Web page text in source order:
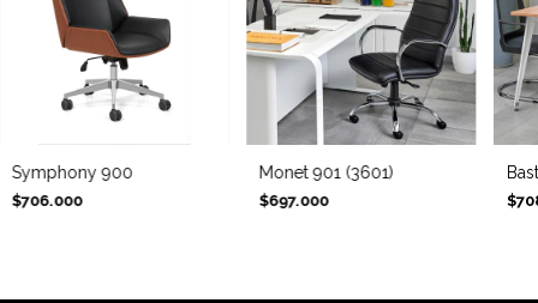
Symphony 900
$706.000
Monet 901 (3601)
$697.000